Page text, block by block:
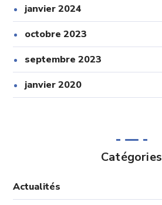
janvier 2024
octobre 2023
septembre 2023
janvier 2020
Catégories
Actualités